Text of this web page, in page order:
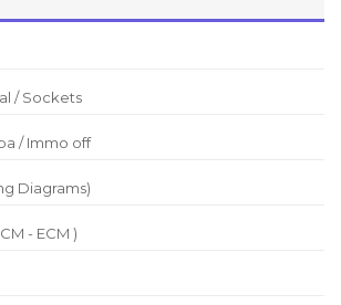
/ Sockets
/ Immo off
Diagrams)
- ECM )